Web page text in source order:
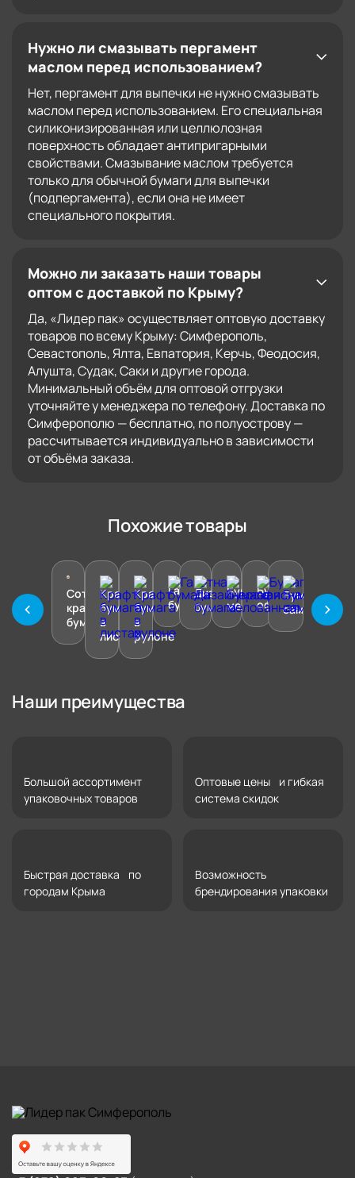
Нужно ли смазывать пергамент
маслом перед использованием?
Нет, пергамент для выпечки не нужно смазывать
маслом перед использованием. Его специальная
силиконизированная или целлюлозная
поверхность обладает антипригарными
свойствами. Смазывание маслом требуется
только для обычной бумаги для выпечки
(подпергамента), если она не имеет
специального покрытия.
Можно ли заказать наши товары
оптом с доставкой по Крыму?
Да, «Лидер пак» осуществляет оптовую доставку
товаров по всему Крыму: Симферополь,
Севастополь, Ялта, Евпатория, Керчь, Феодосия,
Алушта, Судак, Саки и другие города.
Минимальный объём для оптовой отгрузки
уточняйте у менеджера по телефону. Доставка по
Симферополю — бесплатно, по полуострову —
рассчитывается индивидуально в зависимости
от объёма заказа.
Похожие товары
Сотовая
крафт
бумага
Крафт
бумага
в
листах
Крафт
бумага
в
рулоне
Газетная
бумага
Дизайнерская
бумага
Бумага
мелованная
Бумага
офисная
Бумага
Наши преимущества
Большой ассортимент
упаковочных товаров
Оптовые цены и гибкая
система скидок
Быстрая доставка по
городам Крыма
Возможность
брендирования упаковки